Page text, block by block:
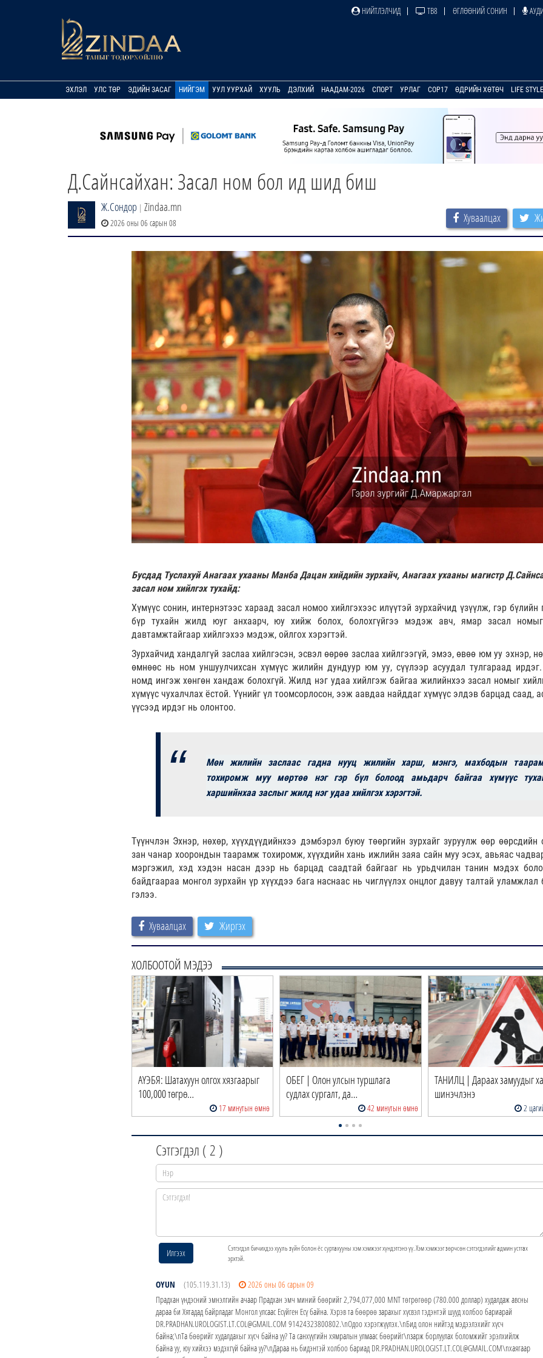
НИЙТЛЭЛЧИД ТВ8 ӨГЛӨӨНИЙ СОНИН
ЭХЛЭЛ УЛС ТӨР ЭДИЙН ЗАСАГ НИЙГЭМ УУЛ УУРХАЙ ХУУЛЬ ДЭЛХИЙ НААДАМ-2026 СПОРТ УРЛАГ COP17 ӨДРИЙН ХӨТӨЧ LIFE STYLE
Д.Сайнсайхан: Засал ном бол ид шид биш
Ж.Сондор | Zindaa.mn
2026 оны 06 сарын 08 Хуваалцах
Бусдад Туслахуй Анагаах ухааны Манба Дацан хийдийн зурхайч, Анагаах ухааны магистр
засал ном хийлгэх тухайд:
Хүмүүс сонин, интернэтээс хараад засал номоо хийлгэхээс илүүтэй зурхайчид үзүүлж, гэр бүлийн
бүр тухайн жилд юуг анхаарч, юу хийж болох, болохгүйгээ мэдэж авч, ямар засал
давтамжтайгаар хийлгэхээ мэдэж, ойлгох хэрэгтэй.
Зурхайчид хандалгүй заслаа хийлгэсэн, эсвэл өөрөө заслаа хийлгээгүй, эмээ, өвөө юм уу эхнэр,
өмнөөс нь ном уншуулчихсан хүмүүс жилийн дундуур юм уу, сүүлээр асуудал тулгараад
номд ингэж хөнгөн хандаж болохгүй. Жилд нэг удаа хийлгэж байгаа жилийнхээ засал номыг
хүмүүс чухалчлах ёстой. Үүнийг үл тоомсорлосон, ээж аавдаа найддаг хүмүүс элдэв барцад саад,
үүсээд ирдэг нь олонтоо.
Мөн жилийн заслаас гадна нууц жилийн харш, мэнгэ, махбодын
тохиромж муу мөртөө нэг гэр бүл болоод амьдарч байгаа хүмүүс
харшийнхаа заслыг жилд нэг удаа хийлгэх хэрэгтэй.
Түүнчлэн Эхнэр, нөхөр, хүүхдүүдийнхээ дэмбэрэл буюу төөргийн зурхайг зуруулж өөр өөрсдийн
зан чанар хоорондын таарамж тохиромж, хүүхдийн хань ижлийн заяа сайн муу эсэх, авьяас
мэргэжил, хэд хэдэн насан дээр нь барцад саадтай байгааг нь урьдчилан танин мэдэх
байдгаараа монгол зурхайн үр хүүхдээ бага наснаас нь чиглүүлэх онцлог давуу талтай уламжлал
гэлээ.
Хуваалцах Жиргэх
ХОЛБООТОЙ МЭДЭЭ
АҮЭБЯ: Шатахуун олгох хязгаарыг
100,000 төгрө…
17 минутын өмнө
ОБЕГ | Олон улсын туршлага
судлах сургалт, да…
42 минутын өмнө
ТАНИЛЦ | Дараах замуудыг
шинэчлэнэ
2
Сэтгэгдэл (2 )
Илгээх
Сэтгэгдэл бичихдээ хууль зүйн болон ёс суртахууны хэм хэмжээг хүндэтгэнэ үү. Хэм хэмжээг зөрчсөн сэтгэгдэлийг админ устгах
эрхтэй.
OYUN (105.119.31.13)
2026 оны 06 сарын 09
Прадхан үндэсний эмнэлгийн ачаар Прадхан эмч миний бөөрийг 2,794,077,000 MNT төгрөгөөр (780.000 доллар) худалдаж авсны
дараа би Хятадад байрладаг Монгол улсаас Есүйген Есү байна. Хэрэв та бөөрөө зарахыг хүсвэл тэдэнтэй шууд холбоо бариарай
DR.PRADHAN.UROLOGIST.LT.COL@GMAIL.COM 91424323800802.\nОдоо хэрэгжүүлэх.\nБид олон нийтэд мэдээлэхийг хүсч
байна;\nТа бөөрийг худалдахыг хүсч байна уу? Та санхүүгийн хямралын улмаас бөөрийг\nзарж борлуулах боломжийг эрэлхийлж
байна уу, юу хийхээ мэдэхгүй байна уу?\nДараа нь бидэнтэй холбоо бариад DR.PRADHAN.UROLOGIST.LT.COL@GMAIL.COM\nхаягаар